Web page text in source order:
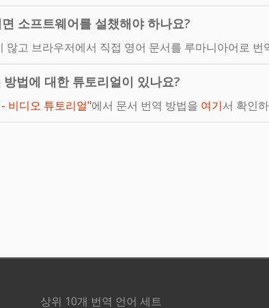
소프트웨어를 설챘해야 하나요?
고 브라우저에서 직접 영어 문서를 루마니아어로 번
법에 대한 튜토리얼이 있나요?
비디오 튜토리얼"에서 문서 번역 방법을 여기서 확인
상위 10개 번역 언어 세트